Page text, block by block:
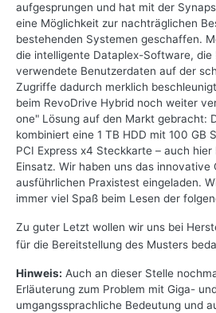
aufgesprungen und hat mit der
eine Möglichkeit zur nachträglichen
bestehenden Systemen geschaffen.
die intelligente Dataplex-Software, die
verwendete Benutzerdaten auf der
Zugriffe dadurch merklich
beim RevoDrive Hybrid noch weiter
one" Lösung auf den Markt gebracht:
kombiniert eine 1 TB HDD mit 100 GB
PCI Express x4 Steckkarte – auch
Einsatz. Wir haben uns das innovative
ausführlichen Praxistest eingeladen.
immer viel Spaß beim Lesen der
Zu guter Letzt wollen wir uns bei
für die Bereitstellung des Musters
Hinweis: Auch an dieser Stelle
Erläuterung zum Problem mit Giga-
umgangssprachliche Bedeutung und